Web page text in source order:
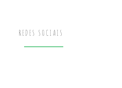
REDES SOCIAIS